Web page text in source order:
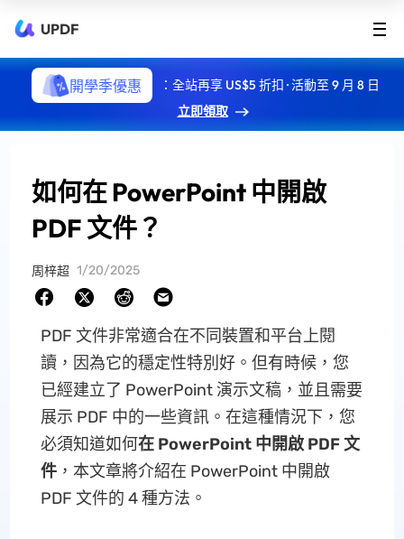
UPDF
開學季優惠
：全站再享 US$5 折扣 · 活動至 9 月 8 日
立即領取
如何在 PowerPoint 中開啟
PDF 文件？
周梓超 1/20/2025
PDF 文件非常適合在不同裝置和平台上閱
讀，因為它的穩定性特別好。但有時候，您
已經建立了 PowerPoint 演示文稿，並且需要
展示 PDF 中的一些資訊。在這種情況下，您
必須知道如何在 PowerPoint 中開啟 PDF文
件，本文章將介紹在 PowerPoint 中開啟
PDF 文件的 4 種方法。